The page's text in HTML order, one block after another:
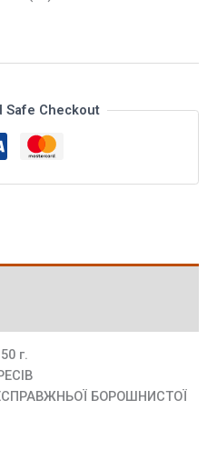
Safe Checkout
г.
БОРОШНИСТОЇ